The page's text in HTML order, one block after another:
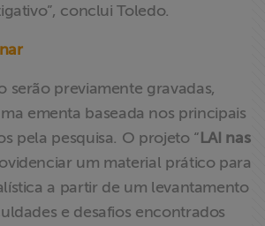
conclui Toledo.
serão previamente gravadas,
ementa baseada nos principais
pela pesquisa. O projeto “ LAI nas
um material prático para
a partir de um levantamento
e desafios encontrados